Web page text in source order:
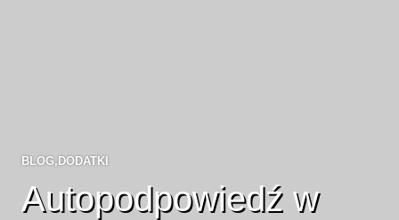
BLOG, DODATKI
Autopodpowiedź w